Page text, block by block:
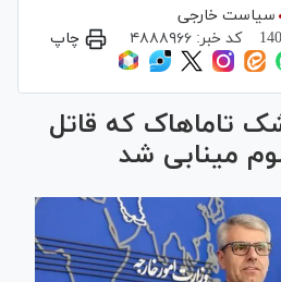
سیاست خارجی
کد خبر: ۴۸۸۸۹۶۶ چاپ
تاماهاک که قاتل
مینابی شد